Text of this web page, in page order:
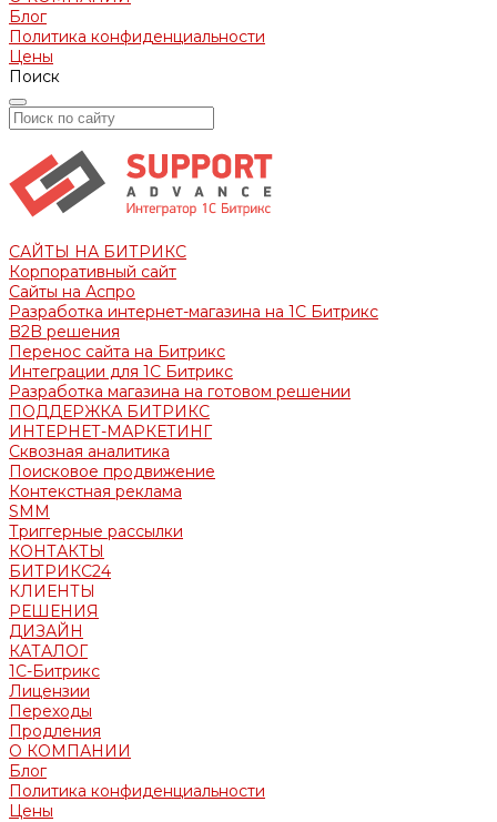
Блог
Политика конфиденциальности
Цены
Поиск
САЙТЫ НА БИТРИКС
Корпоративный сайт
Сайты на Аспро
Разработка интернет-магазина на 1С Битрикс
B2B решения
Перенос сайта на Битрикс
Интеграции для 1С Битрикс
Разработка магазина на готовом решении
ПОДДЕРЖКА БИТРИКС
ИНТЕРНЕТ-МАРКЕТИНГ
Сквозная аналитика
Поисковое продвижение
Контекстная реклама
SMM
Триггерные рассылки
КОНТАКТЫ
БИТРИКС24
КЛИЕНТЫ
РЕШЕНИЯ
ДИЗАЙН
КАТАЛОГ
1С-Битрикс
Лицензии
Переходы
Продления
О КОМПАНИИ
Блог
Политика конфиденциальности
Цены